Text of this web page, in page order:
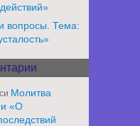
вопросы. Тема:
Молитва
«О